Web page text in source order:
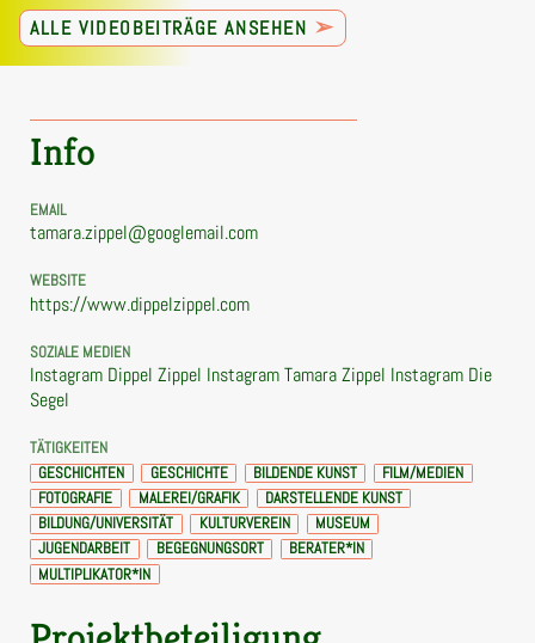
ALLE VIDEOBEITRÄGE ANSEHEN ➢
Info
EMAIL
tamara.zippel@googlemail.com
WEBSITE
https://www.dippelzippel.com
SOZIALE MEDIEN
Instagram Dippel Zippel Instagram Tamara Zippel Instagram Die
Segel
TÄTIGKEITEN
GESCHICHTEN
GESCHICHTE BILDENDE KUNST
FILM/MEDIEN
FOTOGRAFIE
MALEREI/GRAFIK
DARSTELLENDE KUNST
BILDUNG/UNIVERSITÄT
KULTURVEREIN
MUSEUM
JUGENDARBEIT
BEGEGNUNGSORT
BERATER*IN
MULTIPLIKATOR*IN